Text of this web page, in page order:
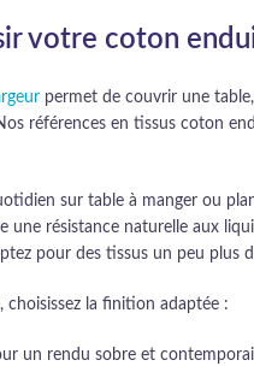
votre coton
permet de couvrir une
références en tissus coton
sur table à manger ou
une résistance naturelle aux
pour des tissus un peu plus
choisissez la finition adaptée :
un rendu sobre et